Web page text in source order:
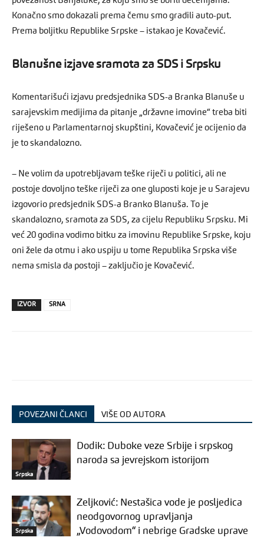
Konačno smo dokazali prema čemu smo gradili auto-put.
Prema boljitku Republike Srpske – istakao je Kovačević.
Blanušne izjave sramota za SDS i Srpsku
Komentarišući izjavu predsjednika SDS-a Branka Blanuše u
sarajevskim medijima da pitanje „državne imovine“ treba biti
riješeno u Parlamentarnoj skupštini, Kovačević je ocijenio da
je to skandalozno.
– Ne volim da upotrebljavam teške riječi u politici, ali ne
postoje dovoljno teške riječi za one gluposti koje je u Sarajevu
izgovorio predsjednik SDS-a Branko Blanuša. To je
skandalozno, sramota za SDS, za cijelu Republiku Srpsku. Mi
već 20 godina vodimo bitku za imovinu Republike Srpske, koju
oni žele da otmu i ako uspiju u tome Republika Srpska više
nema smisla da postoji – zaključio je Kovačević.
IZVOR SRNA
POVEZANI ČLANCI VIŠE OD AUTORA
Srpska
Dodik: Duboke veze Srbije i srpskog
naroda sa jevrejskom istorijom
Srpska
Zeljković: Nestašica vode je posljedica
neodgovornog upravljanja
„Vodovodom“ i nebrige Gradske uprave